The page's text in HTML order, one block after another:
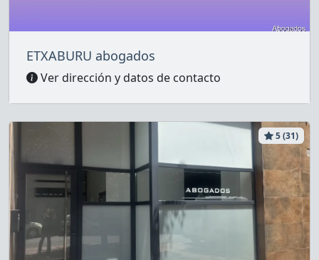
ETXABURU abogados
Ver dirección y datos de contacto
5 (31)